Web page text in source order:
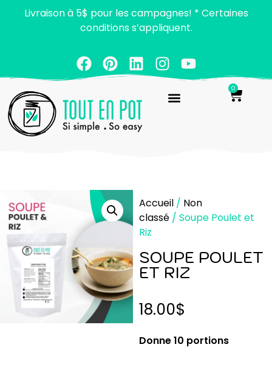
Livraison à 5$ pour les campagnes! * Certaines
conditions s’appliquent.
0
Accueil/ Non
classé/ Soupe Poulet et
Riz
SOUPE POULET
ET RIZ
18.00$
Donne 10 portions